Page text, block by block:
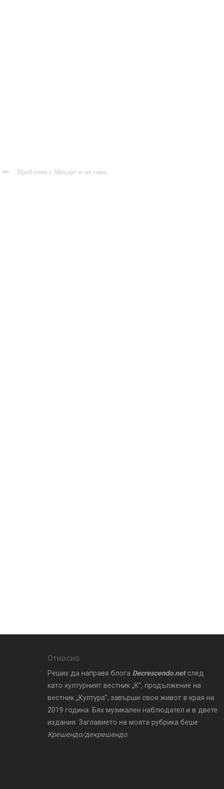
 Проблеми с Моцарт и не само
Относно
Реших да направя блога Decrescendo.net след
като културният вестник „К”, продължение на
вестник „Култура”, завърши своя живот в края на
2019 година. Бях музикален наблюдател и в двете
издания. Заглавието на моята рубрика беше
Крешендо/декрешендо.